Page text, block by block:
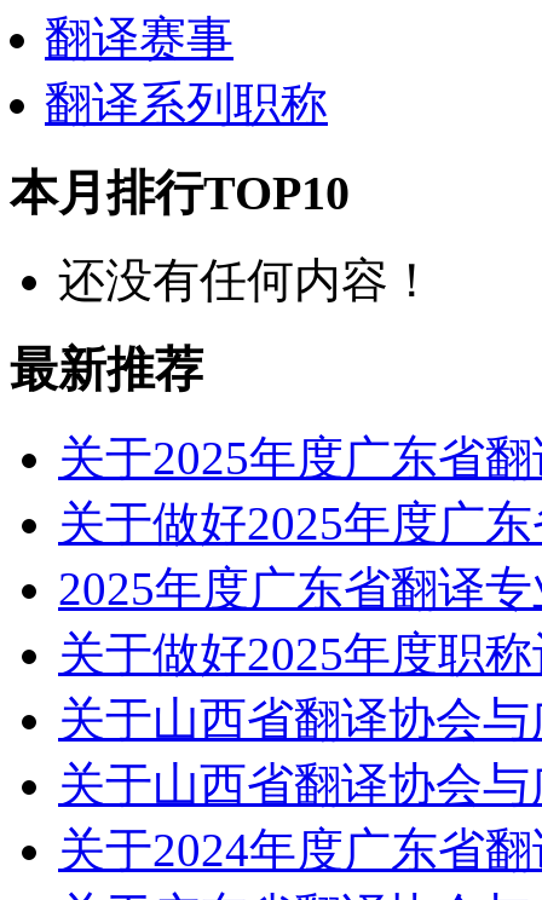
翻译赛事
翻译系列职称
本月排行TOP10
还没有任何内容！
最新推荐
关于2025年度广东省
关于做好2025年度广
2025年度广东省翻译
关于做好2025年度职
关于山西省翻译协会
关于山西省翻译协会
关于2024年度广东省